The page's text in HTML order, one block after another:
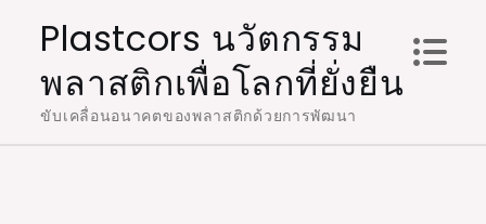
content
Plastcors นวัตกรรม
พลาสติกเพื่อโลกที่ยั่งยืน
ขับเคลื่อนอนาคตของพลาสติกด้วยการพัฒนา